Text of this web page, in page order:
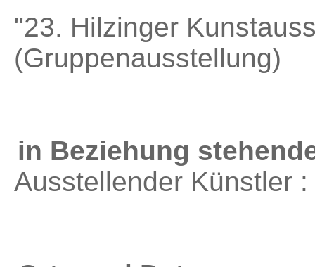
"23. Hilzinger
(Gruppenausstellung)
in Beziehung
Ausstellender Künstler